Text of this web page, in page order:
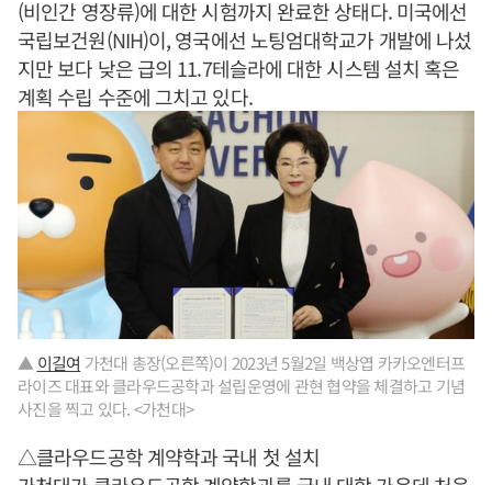
(비인간 영장류)에 대한 시험까지 완료한 상태다. 미국에선
국립보건원(NIH)이, 영국에선 노팅엄대학교가 개발에 나섰
지만 보다 낮은 급의 11.7테슬라에 대한 시스템 설치 혹은
계획 수립 수준에 그치고 있다.
▲ 이길여 가천대 총장(오른쪽)이 2023년 5월2일 백상엽 카카오엔터프
라이즈 대표와 클라우드공학과 설립운영에 관현 협약을 체결하고 기념
사진을 찍고 있다. <가천대>
△클라우드공학 계약학과 국내 첫 설치